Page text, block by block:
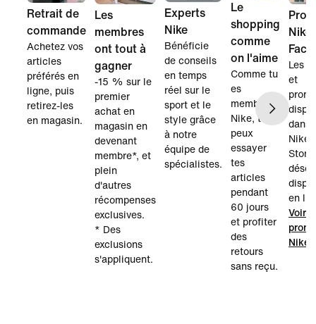
Retrait de
commande
Achetez vos
articles
préférés en
ligne, puis
retirez-les
en magasin.
Les
membres
ont tout à
gagner
-15 % sur le
premier
achat en
magasin en
devenant
membre*, et
plein
d'autres
récompenses
exclusives.
* Des
exclusions
s'appliquent.
Experts
Nike
Bénéficie
de conseils
en temps
réel sur le
sport et le
style grâce
à notre
équipe de
spécialistes.
Le
shopping
comme
on l'aime
Comme tu
es
membre
Nike, tu
peux
essayer
tes
articles
pendant
60 jours
et profiter
des
retours
sans reçu.
Nike
Les
et
dans
Nike
en
Voir
Nike